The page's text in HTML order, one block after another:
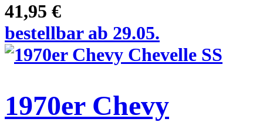
41,95 €
bestellbar ab 29.05.
1970er Chevy